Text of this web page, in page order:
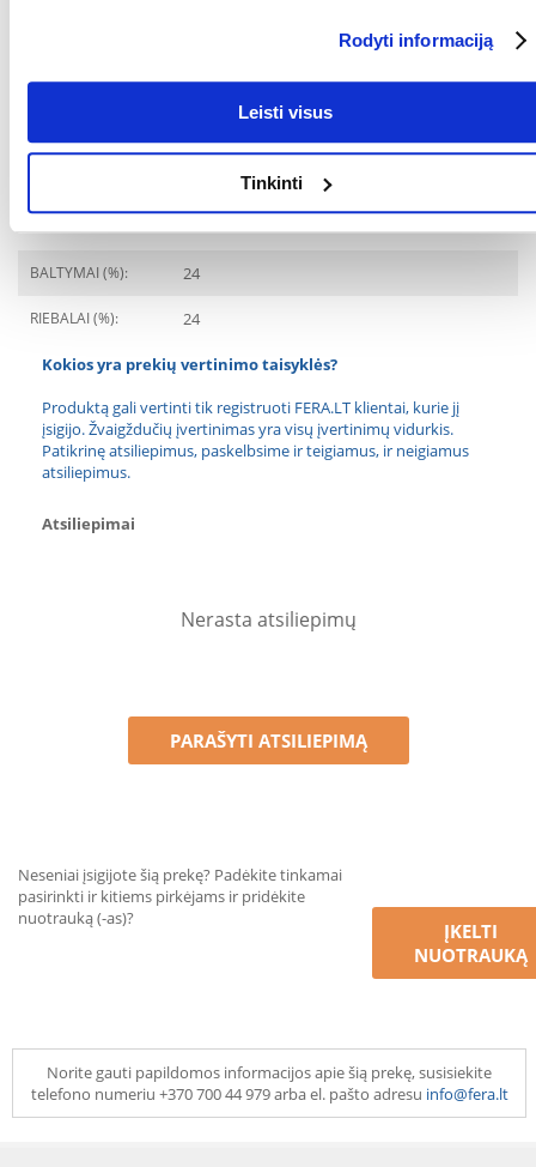
Rodyti informaciją
Leisti visus
Tinkinti
GYVENIMO ETAPAS: Jaunesnysis
Ingredientai
BALTYMAI (%): 24
RIEBALAI (%): 24
Kokios yra prekių vertinimo taisyklės?
Produktą gali vertinti tik registruoti FERA.LT klientai, kurie jį
įsigijo. Žvaigždučių įvertinimas yra visų įvertinimų vidurkis.
Patikrinę atsiliepimus, paskelbsime ir teigiamus, ir neigiamus
atsiliepimus.
Atsiliepimai
Nerasta atsiliepimų
PARAŠYTI ATSILIEPIMĄ
Neseniai įsigijote šią prekę? Padėkite tinkamai
pasirinkti ir kitiems pirkėjams ir pridėkite
nuotrauką (-as)?
ĮKELTI
NUOTRAUKĄ
Norite gauti papildomos informacijos apie šią prekę, susisiekite
telefono numeriu +370 700 44 979 arba el. pašto adresu info@fera.lt